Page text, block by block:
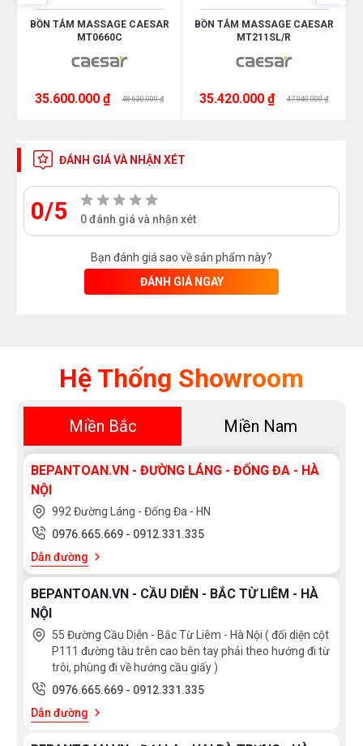
BỒN TẮM MASSAGE CAESAR
MT0660C
35.600.000 ₫ 48.630.000 ₫
BỒN TẮM MASSAGE CAESAR
MT211SL/R
35.420.000 ₫ 47.040.000 ₫
ĐÁNH GIÁ VÀ NHẬN XÉT
0/5 0 đánh giá và nhận xét
Bạn đánh giá sao về sản phẩm này?
ĐÁNH GIÁ NGAY
Hệ Thống Showroom
Miền Bắc Miền Nam
BEPANTOAN.VN - ĐƯỜNG LÁNG - ĐỐNG ĐA - HÀ
NỘI
992 Đường Láng - Đống Đa - HN
0976.665.669 - 0912.331.335
Dẫn đường
BEPANTOAN.VN - CẦU DIỄN - BẮC TỪ LIÊM - HÀ
NỘI
55 Đường Cầu Diễn - Bắc Từ Liêm - Hà Nội ( đối diện cột
P111 đường tàu trên cao bên tay phải theo hướng đi từ
trôi, phùng đi về hướng cầu giấy )
0976.665.669 - 0912.331.335
Dẫn đường